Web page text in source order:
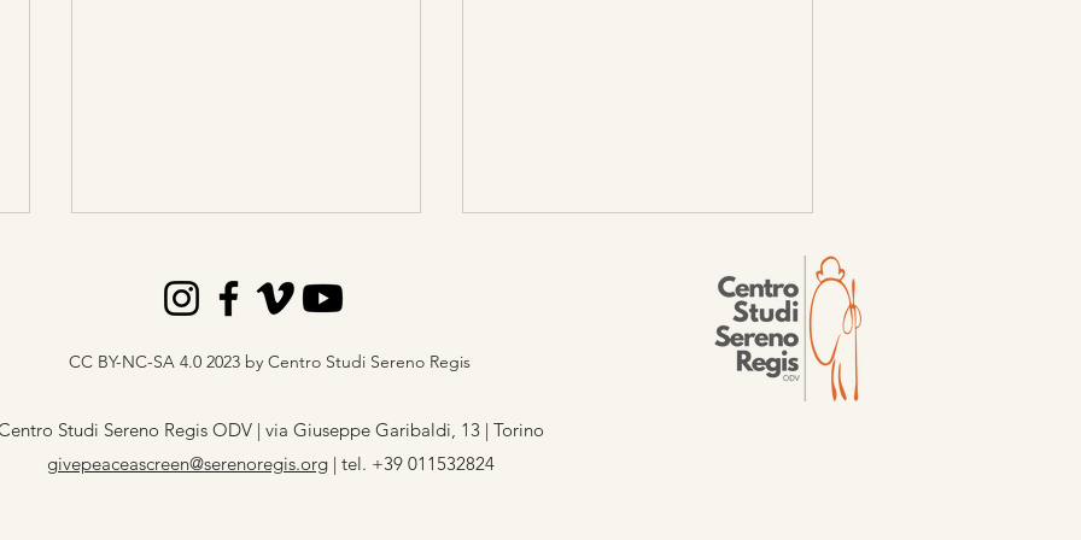
CC BY-NC-SA 4.0 2023 by Centro Studi Sereno Regis
Studi Sereno Regis ODV | via Giuseppe Garibaldi, 13 | Torino
givepeaceascreen@serenoregis.org​ | tel. +39 011532824